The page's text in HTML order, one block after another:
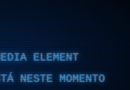
ELEMENT
NESTE MOMENTO